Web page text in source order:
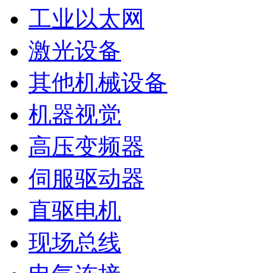
工业以太网
激光设备
其他机械设备
机器视觉
高压变频器
伺服驱动器
直驱电机
现场总线